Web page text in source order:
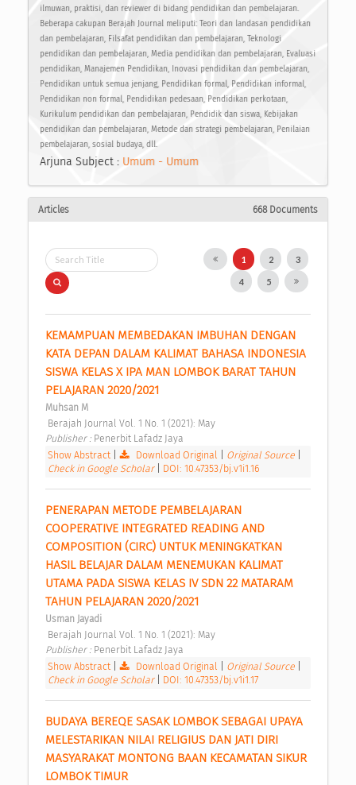
ilmuwan, praktisi, dan reviewer di bidang pendidikan dan pembelajaran.
Beberapa cakupan Berajah Journal meliputi: Teori dan landasan pendidikan
dan pembelajaran, Filsafat pendidikan dan pembelajaran, Teknologi
pendidikan dan pembelajaran, Media pendidikan dan pembelajaran, Evaluasi
pendidikan, Manajemen Pendidikan, Inovasi pendidikan dan pembelajaran,
Pendidikan untuk semua jenjang, Pendidikan formal, Pendidikan informal,
Pendidikan non formal, Pendidikan pedesaan, Pendidikan perkotaan,
Kurikulum pendidikan dan pembelajaran, Pendidik dan siswa, Kebijakan
pendidikan dan pembelajaran, Metode dan strategi pembelajaran, Penilaian
pembelajaran, sosial budaya, dll.
Arjuna Subject : Umum - Umum
Articles 668 Documents
1 2 3
4 5
KEMAMPUAN MEMBEDAKAN IMBUHAN DENGAN
KATA DEPAN DALAM KALIMAT BAHASA INDONESIA
SISWA KELAS X IPA MAN LOMBOK BARAT TAHUN
PELAJARAN 2020/2021
Muhsan M
Berajah Journal Vol. 1 No. 1 (2021): May
Publisher : Penerbit Lafadz Jaya
Show Abstract| Download Original Original Source
Check in Google Scholar
DOI: 10.47353/bj.v1i1.16
PENERAPAN METODE PEMBELAJARAN
COOPERATIVE INTEGRATED READING AND
COMPOSITION (CIRC) UNTUK MENINGKATKAN
HASIL BELAJAR DALAM MENEMUKAN KALIMAT
UTAMA PADA SISWA KELAS IV SDN 22 MATARAM
TAHUN PELAJARAN 2020/2021
Usman Jayadi
Berajah Journal Vol. 1 No. 1 (2021): May
Publisher : Penerbit Lafadz Jaya
Show Abstract| Download Original Original Source
Check in Google Scholar
DOI: 10.47353/bj.v1i1.17
BUDAYA BEREQE SASAK LOMBOK SEBAGAI UPAYA
MELESTARIKAN NILAI RELIGIUS DAN JATI DIRI
MASYARAKAT MONTONG BAAN KECAMATAN SIKUR
LOMBOK TIMUR